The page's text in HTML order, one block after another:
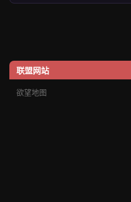
联盟网站
欲望地图